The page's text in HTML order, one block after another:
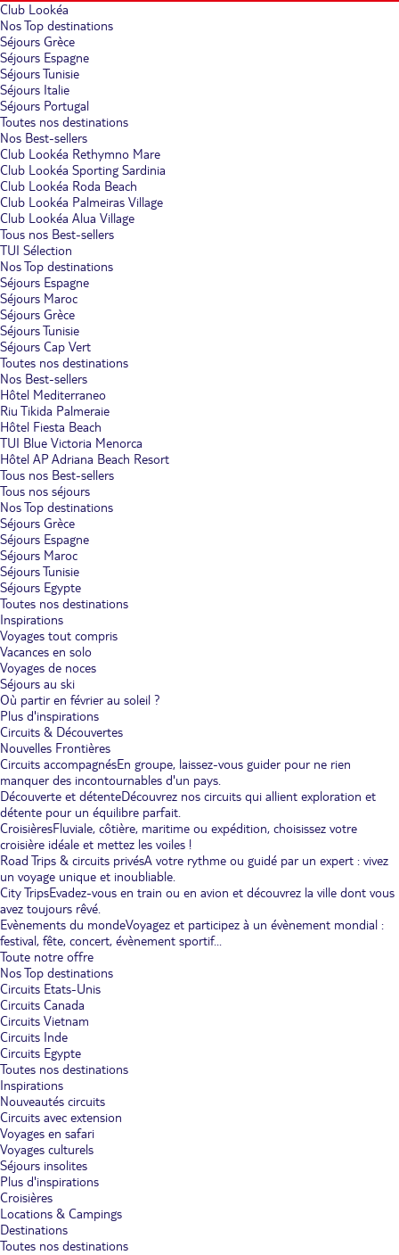
Club Lookéa
Nos Top destinations
Séjours Grèce
Séjours Espagne
Séjours Tunisie
Séjours Italie
Séjours Portugal
Toutes nos destinations
Nos Best-sellers
Club Lookéa Rethymno Mare
Club Lookéa Sporting Sardinia
Club Lookéa Roda Beach
Club Lookéa Palmeiras Village
Club Lookéa Alua Village
Tous nos Best-sellers
TUI Sélection
Nos Top destinations
Séjours Espagne
Séjours Maroc
Séjours Grèce
Séjours Tunisie
Séjours Cap Vert
Toutes nos destinations
Nos Best-sellers
Hôtel Mediterraneo
Riu Tikida Palmeraie
Hôtel Fiesta Beach
TUI Blue Victoria Menorca
Hôtel AP Adriana Beach Resort
Tous nos Best-sellers
Tous nos séjours
Nos Top destinations
Séjours Grèce
Séjours Espagne
Séjours Maroc
Séjours Tunisie
Séjours Egypte
Toutes nos destinations
Inspirations
Voyages tout compris
Vacances en solo
Voyages de noces
Séjours au ski
Où partir en février au soleil ?
Plus d'inspirations
Circuits & Découvertes
Nouvelles Frontières
Circuits accompagnésEn groupe, laissez-vous guider pour ne rien
manquer des incontournables d'un pays.
Découverte et détenteDécouvrez nos circuits qui allient exploration et
détente pour un équilibre parfait.
CroisièresFluviale, côtière, maritime ou expédition, choisissez votre
croisière idéale et mettez les voiles !
Road Trips & circuits privésA votre rythme ou guidé par un expert : vivez
un voyage unique et inoubliable.
City TripsEvadez-vous en train ou en avion et découvrez la ville dont vous
avez toujours rêvé.
Evènements du mondeVoyagez et participez à un évènement mondial :
festival, fête, concert, évènement sportif...
Toute notre offre
Nos Top destinations
Circuits Etats-Unis
Circuits Canada
Circuits Vietnam
Circuits Inde
Circuits Egypte
Toutes nos destinations
Inspirations
Nouveautés circuits
Circuits avec extension
Voyages en safari
Voyages culturels
Séjours insolites
Plus d'inspirations
Croisières
Locations & Campings
Destinations
Toutes nos destinations